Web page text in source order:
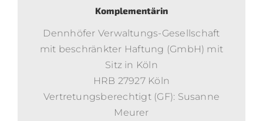
Komplementärin
Dennhöfer Verwaltungs-Gesellschaft
mit beschränkter Haftung (GmbH) mit
Sitz in Köln
HRB 27927 Köln
Vertretungsberechtigt (GF): Susanne
Meurer